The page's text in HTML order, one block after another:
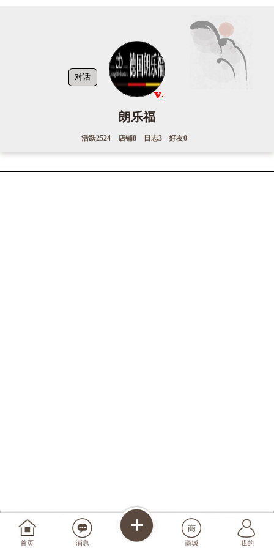
对话
朗乐福
活跃2524 店铺8 日志3 好友0